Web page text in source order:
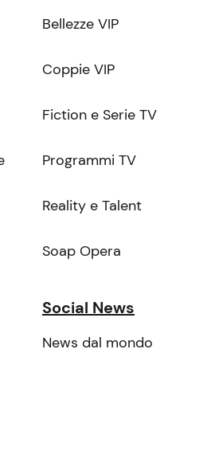
Bellezze VIP
Coppie VIP
Fiction e Serie TV
Programmi TV
Reality e Talent
Soap Opera
Social News
News dal mondo